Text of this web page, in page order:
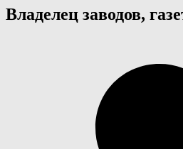
Владелец заводов,